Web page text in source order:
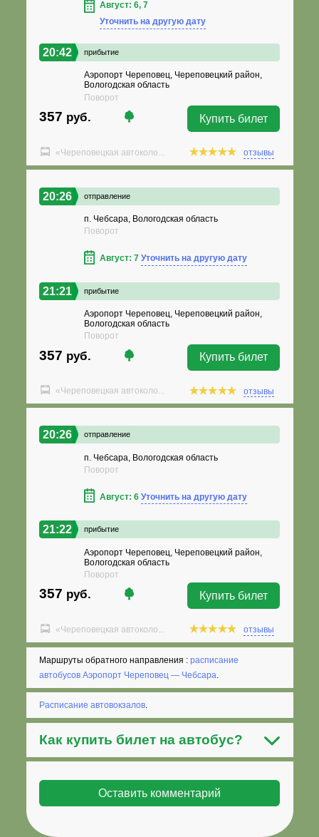
Август: 6, 7
Уточнить на другую дату
20:42 прибытие
Аэропорт Череповец, Череповецкий район,
Вологодская область
Поворот
357 руб. Купить билет
«Череповецкая автоколо... отзывы
20:26 отправление
п. Чебсара, Вологодская область
Поворот
Август: 7 Уточнить на другую дату
21:21 прибытие
Аэропорт Череповец, Череповецкий район,
Вологодская область
Поворот
357 руб. Купить билет
«Череповецкая автоколо... отзывы
20:26 отправление
п. Чебсара, Вологодская область
Поворот
Август: 6 Уточнить на другую дату
21:22 прибытие
Аэропорт Череповец, Череповецкий район,
Вологодская область
Поворот
357 руб. Купить билет
«Череповецкая автоколо... отзывы
Маршруты обратного направления :расписание
автобусов Аэропорт Череповец — Чебсара
Расписание автовокзалов.
Как купить билет на автобус?